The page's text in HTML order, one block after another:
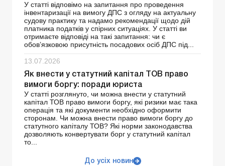
У статті відповімо на запитання про проведення
інвентаризації на вимогу ДПС з огляду на актуальну
судову практику та надамо рекомендації щодо дій
платника податків у спірних ситуаціях. У статті ви
отримаєте відповіді на такі запитання: чи є
обов’язковою присутність посадових осіб ДПС під...
13.07.2026
Як внести у статутний капітал ТОВ право
вимоги боргу: поради юриста
У статті розглянуто, чи можна внести у статутний
капітал ТОВ право вимоги боргу, які ризики має така
операція та які документи необхідно оформити
сторонам. Чи можна внести право вимоги боргу до
статутного капіталу ТОВ? Які норми законодавства
дозволяють конвертувати борг у статутний капітал
то...
До усіх новин